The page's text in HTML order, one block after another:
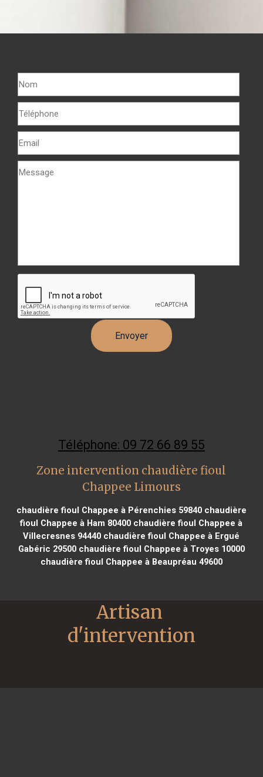
Téléphone: 09 72 66 89 55
Zone intervention chaudière fioul
Chappee Limours
chaudière fioul Chappee à Pérenchies 59840chaudière
fioul Chappee à Ham 80400 chaudière fioul Chappee à
Villecresnes 94440 chaudière fioul Chappee à Ergué
Gabéric 29500chaudière fioul Chappee à Troyes 10000
chaudière fioul Chappee à Beaupréau 49600
Artisan
d'intervention